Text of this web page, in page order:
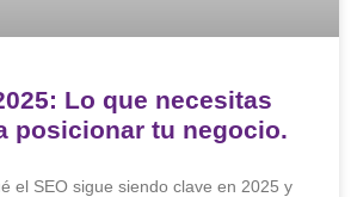
Lo que necesitas
posicionar tu negocio.
el SEO sigue siendo clave en 2025 y